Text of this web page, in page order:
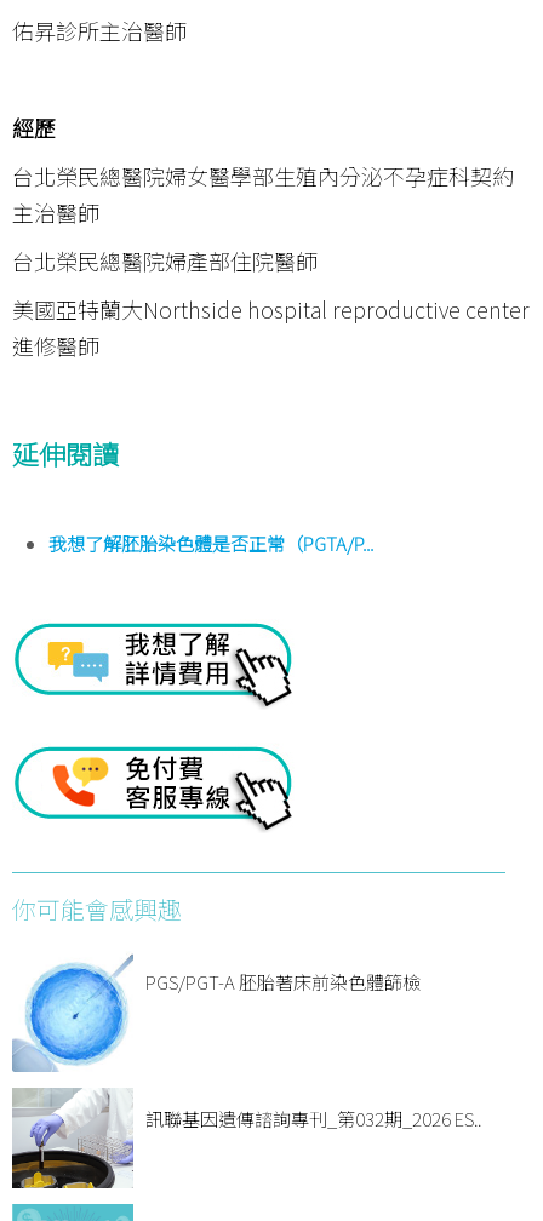
佑昇診所主治醫師
經歷
台北榮民總醫院婦女醫學部生殖內分泌不孕症科契約
主治醫師
台北榮民總醫院婦產部住院醫師
美國亞特蘭大Northside hospital reproductive center
進修醫師
延伸閱讀
我想了解胚胎染色體是否正常（PGTA/P...
你可能會感興趣
PGS/PGT-A 胚胎著床前染色體篩檢
訊聯基因遺傳諮詢專刊_第032期_2026 ES..